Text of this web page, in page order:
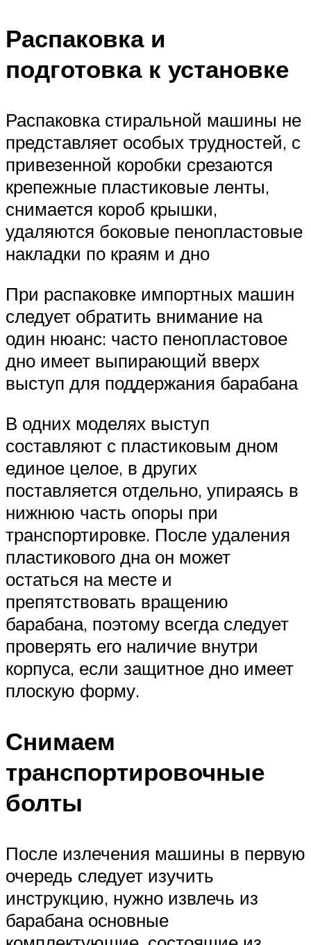
Распаковка и
подготовка к установке
Распаковка стиральной машины не
представляет особых трудностей, с
привезенной коробки срезаются
крепежные пластиковые ленты,
снимается короб крышки,
удаляются боковые пенопластовые
накладки по краям и дно
При распаковке импортных машин
следует обратить внимание на
один нюанс: часто пенопластовое
дно имеет выпирающий вверх
выступ для поддержания барабана
В одних моделях выступ
составляют с пластиковым дном
единое целое, в других
поставляется отдельно, упираясь в
нижнюю часть опоры при
транспортировке. После удаления
пластикового дна он может
остаться на месте и
препятствовать вращению
барабана, поэтому всегда следует
проверять его наличие внутри
корпуса, если защитное дно имеет
плоскую форму.
Снимаем
транспортировочные
болты
После излечения машины в первую
очередь следует изучить
инструкцию, нужно извлечь из
барабана основные